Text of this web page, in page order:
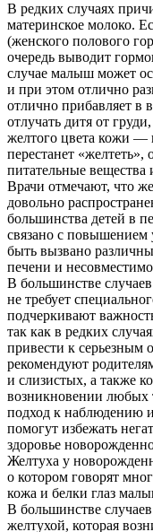
В редких случаях
материнское молоко.
(женского полового
очередь выводит
случае малыш может
и при этом отлично
отлично прибавляет в
отлучать дитя от
желтого цвета кожи —
перестанет «желтеть»,
питательные вещества
Врачи отмечают, что
довольно
большинства детей в
связано с повышением
быть вызвано
печени и
В большинстве
не требует
подчеркивают
так как в редких
привести к
рекомендуют
и слизистых, а также
возникновении
подход к наблюдению
помогут избежать
здоровье
Желтуха у
о котором говорят
кожа и белки глаз
В большинстве
желтухой, которая